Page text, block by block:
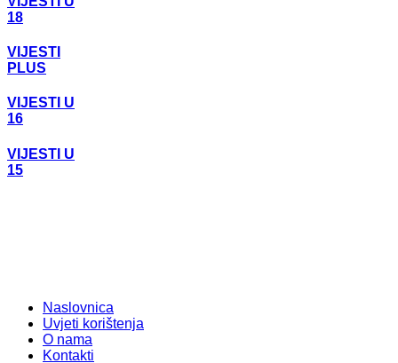
18
VIJESTI
PLUS
VIJESTI U
16
VIJESTI U
15
Naslovnica
Uvjeti korištenja
O nama
Kontakti